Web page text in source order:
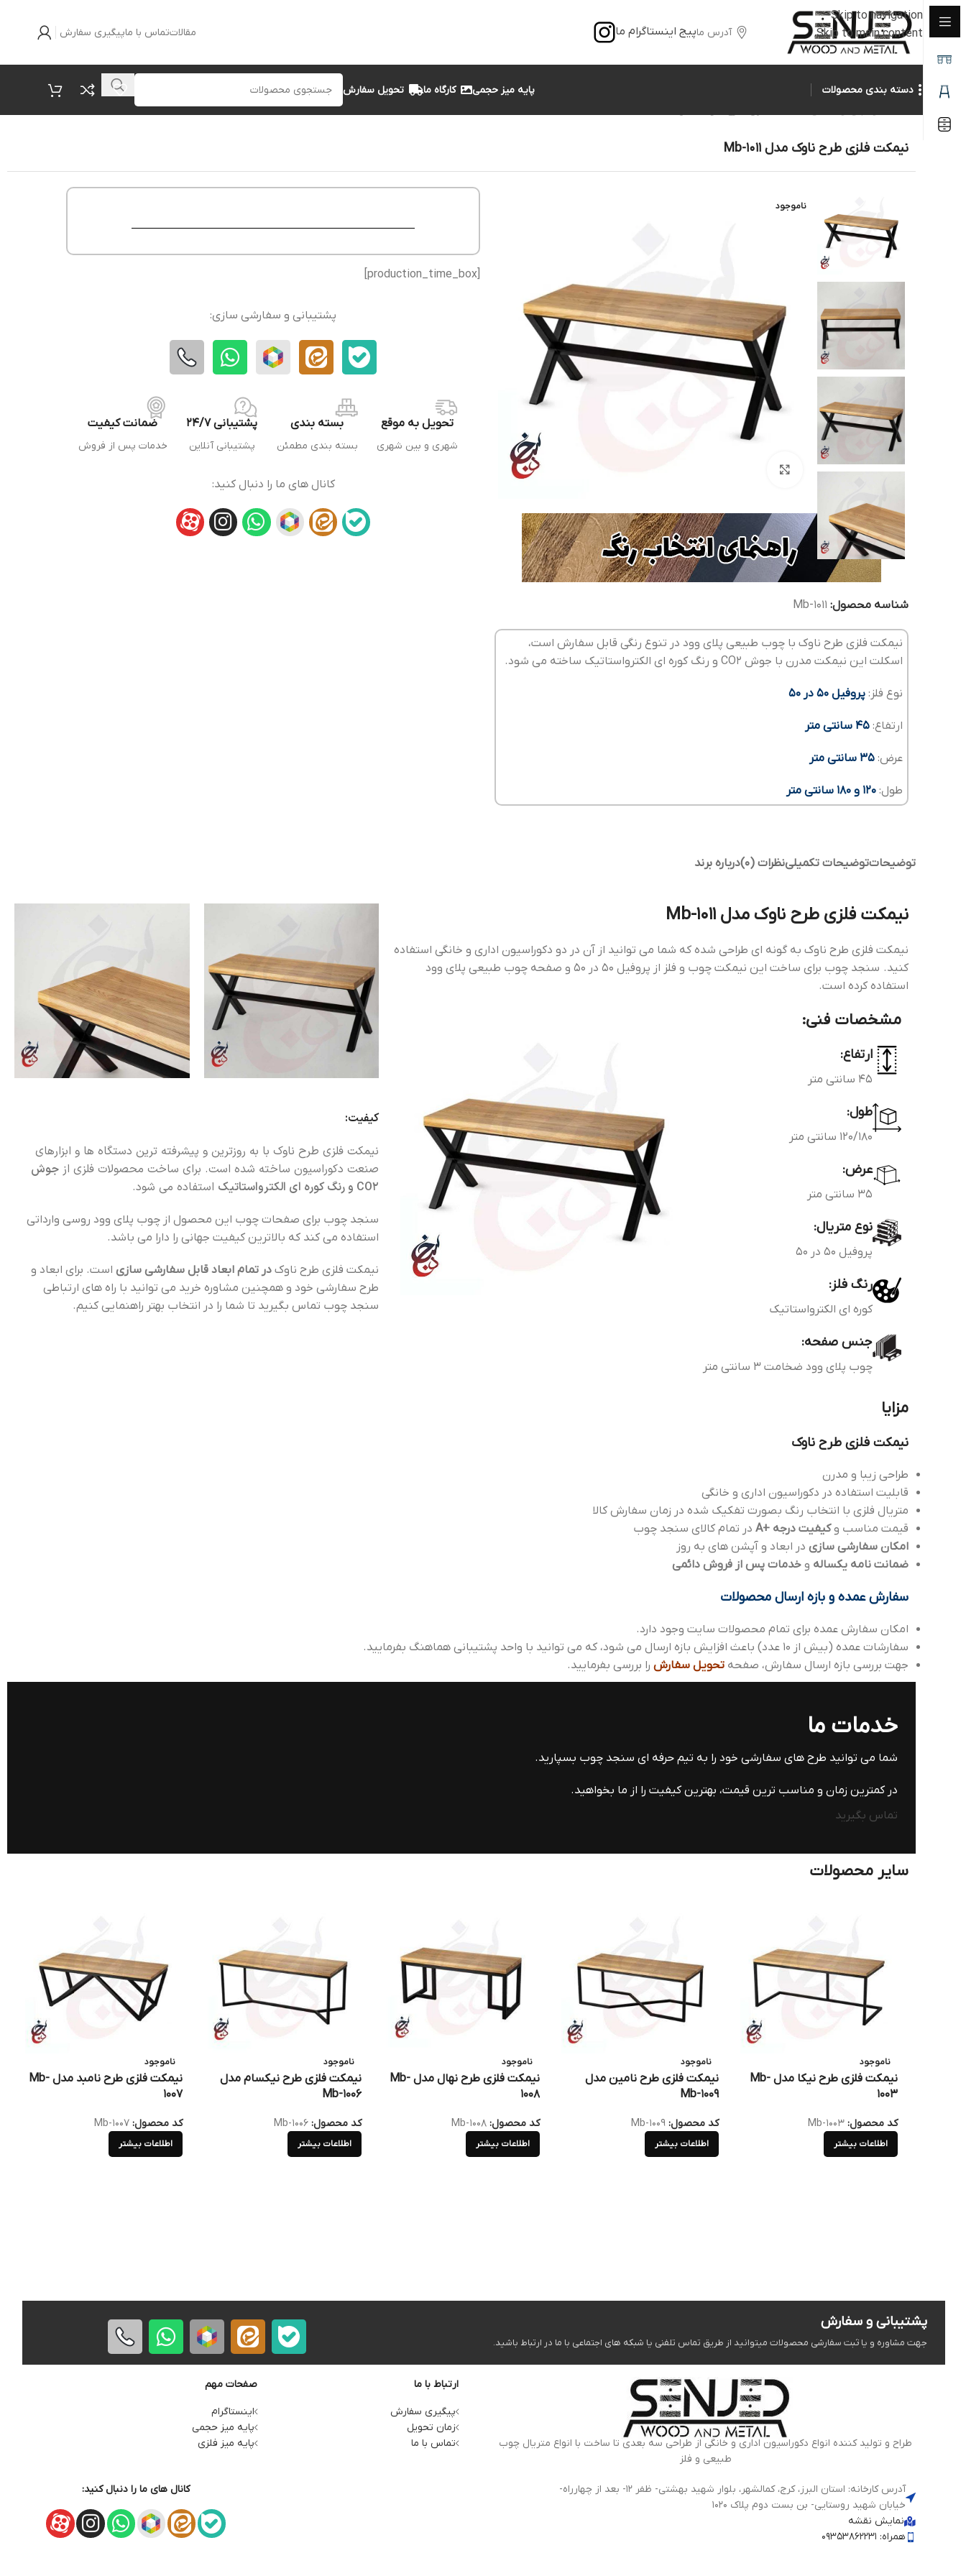
Skip to navigation
Skip to main content
آدرس ماپیج اینستاگرام ما مقالاتتماس با ماپیگیری سفارش
دسته بندی محصولات پایه میز حجمی کارگاه ما تحویل سفارش
نیمکت فلزی طرح ناوک مدل Mb-1011
ناموجود
شناسه محصول: Mb-1011
نیمکت فلزی طرح ناوک با چوب طبیعی پلای وود در تنوع رنگی قابل سفارش است،
اسکلت این نیمکت مدرن با جوش CO2 و رنگ کوره ای الکترواستاتیک ساخته می شود.
نوع فلز: پروفیل 50 در 50
ارتفاع: 45 سانتی متر
عرض: 35 سانتی متر
طول: 120 و 180 سانتی متر
پشتیبانی و سفارشی سازی:
تحویل به موقع
شهری و بین شهری
بسته بندی
بسته بندی مطمئن
پشتیبانی 24/7
پشتیبانی آنلاین
ضمانت کیفیت
خدمات پس از فروش
کانال های ما را دنبال کنید:
توضیحاتتوضیحات تکمیلینظرات (0) درباره برند
نیمکت فلزی طرح ناوک مدل Mb-1011
نیمکت فلزی طرح ناوک به گونه ای طراحی شده که شما می توانید از آن در دو دکوراسیون اداری و خانگی استفاده
کنید. سنجد چوب برای ساخت این نیمکت چوب و فلز از پروفیل 50 در 50 و صفحه چوب طبیعی پلای وود
استفاده کرده است.
مشخصات فنی:
ارتفاع:
45 سانتی متر
طول:
120/180 سانتی متر
عرض:
35 سانتی متر
نوع متریال:
پروفیل 50 در 50
رنگ فلز:
کوره ای الکترواستاتیک
جنس صفحه:
چوب پلای وود ضخامت 3 سانتی متر
کیفیت:
نیمکت فلزی طرح ناوک با به روزترین و پیشرفته ترین دستگاه ها و ابزارهای
صنعت دکوراسیون ساخته شده است. برای ساخت محصولات فلزی از جوش
CO2 و رنگ کوره ای الکترواستاتیک
استفاده می شود.
سنجد چوب برای صفحات چوب این محصول از چوب پلای وود روسی وارداتی
استفاده می کند که بالاترین کیفیت جهانی را دارا می باشد.
نیمکت فلزی طرح ناوک در تمام ابعاد قابل سفارشی سازیاست. برای ابعاد و
طرح سفارشی خود و همچنین مشاوره خرید می توانید با راه های ارتباطی
سنجد چوب تماس بگیرید تا شما را در انتخاب بهتر راهنمایی کنیم.
مزایا
نیمکت فلزی طرح ناوک
طراحی زیبا و مدرن
قابلیت استفاده در دکوراسیون اداری و خانگی
متریال فلزی با انتخاب رنگ بصورت تفکیک شده در زمان سفارش کالا
قیمت مناسب وکیفیت درجه +A
در تمام کالای سنجد چوب
امکان سفارشی سازی در ابعاد و آپشن های به روز
ضمانت نامه یکساله و خدمات پس از فروش دائمی
سفارش عمده و بازه ارسال محصولات
امکان سفارش عمده برای تمام محصولات سایت وجود دارد.
سفارشات عمده (بیش از 10 عدد) باعث افزایش بازه ارسال می شود، که می توانید با واحد پشتیبانی هماهنگ بفرمایید.
جهت بررسی بازه ارسال سفارش، صفحه تحویل سفارش را بررسی بفرمایید.
خدمات ما
شما می توانید طرح های سفارشی خود را به تیم حرفه ای سنجد چوب بسپارید.
در کمترین زمان و مناسب ترین قیمت، بهترین کیفیت را از ما بخواهید.
تماس بگیرید
سایر محصولات
ناموجود
نیمکت فلزی طرح نیکا مدل Mb-
1003
کد محصول: Mb-1003
اطلاعات بیشتر
ناموجود
نیمکت فلزی طرح نامین مدل
Mb-1009
کد محصول: Mb-1009
اطلاعات بیشتر
ناموجود
نیمکت فلزی طرح نهال مدل Mb-
1008
کد محصول: Mb-1008
اطلاعات بیشتر
ناموجود
نیمکت فلزی طرح نیکسام مدل
Mb-1006
کد محصول:Mb-1006
اطلاعات بیشتر
ناموجود
نیمکت فلزی طرح نامبد مدل Mb-
1007
کد محصول:Mb-1007
اطلاعات بیشتر
پشتیبانی و سفارش
جهت مشاوره و یا ثبت سفارشی محصولات میتوانید از طریق تماس تلفنی یا شبکه های اجتماعی با ما در ارتباط باشید.
طراح و تولید کننده انواع دکوراسیون اداری و خانگی از طراحی سه بعدی تا ساخت با انواع متریال چوب
طبیعی و فلز
ارتباط با ما
پیگیری سفارش
زمان تحویل
تماس با ما
صفحات مهم
اینستاگرام
پایه میز حجمی
پایه میز فلزی
آدرس کارخانه: استان البرز، کرج، کمالشهر، بلوار شهید بهشتی- ظفر 12- بعد از چهارراه-
خیابان شهید روستایی- بن بست دوم پلاک 1020
نمایش نقشه
همراه: 09353862231
کانال های ما را دنبال کنید: